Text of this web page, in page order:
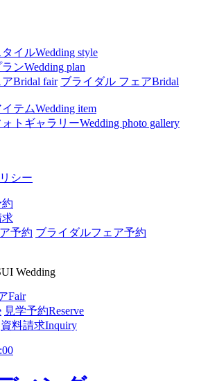
タイルWedding style
ンWedding plan
Bridal fair ブライダル フェアBridal
テムWedding item
トギャラリーWedding photo gallery
シー
約
求
予約 ブライダルフェア予約
Wedding
Fair
見学予約Reserve
資料請求Inquiry